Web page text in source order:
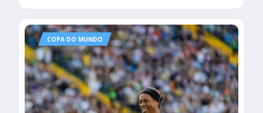
COPA DO MUNDO